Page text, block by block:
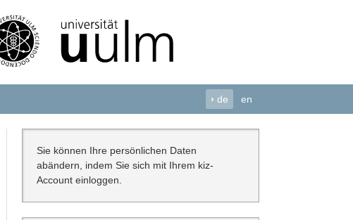
› de en
Sie können Ihre persönlichen Daten
abändern, indem Sie sich mit Ihrem kiz-
Account einloggen.